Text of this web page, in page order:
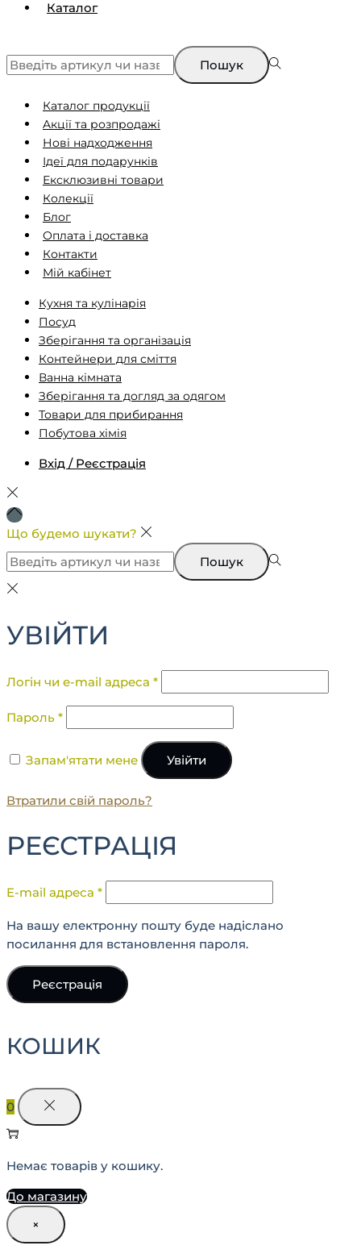
Каталог
Пошук
Каталог продукції
Aкції та розпродажі
Нові надходження
Ідеї ​​для подарунків
Ексклюзивні товари
Колекції
Блог
Оплата і доставка
Контакти
Мій кабінет
Кухня та кулінарія
Посуд
Зберігання та організація
Контейнери для сміття
Ванна кімната
Зберігання та догляд за одягом
Товари для прибирання
Побутова хімія
Вхід / Реєстрація
Що будемо шукати?
Пошук
УВІЙТИ
Логін чи e-mail адреса *
Пароль *
Запам'ятати мене Увійти
Втратили свій пароль?
РЕЄСТРАЦІЯ
E-mail адреса *
На вашу електронну пошту буде надіслано
посилання для встановлення пароля.
Реєстрація
КОШИК
0
Немає товарів у кошику.
До магазину
×